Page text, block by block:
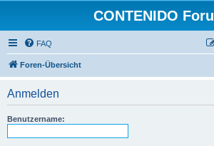
CONTENIDO
FAQ
Foren-Übersicht
Anmelden
Benutzername: